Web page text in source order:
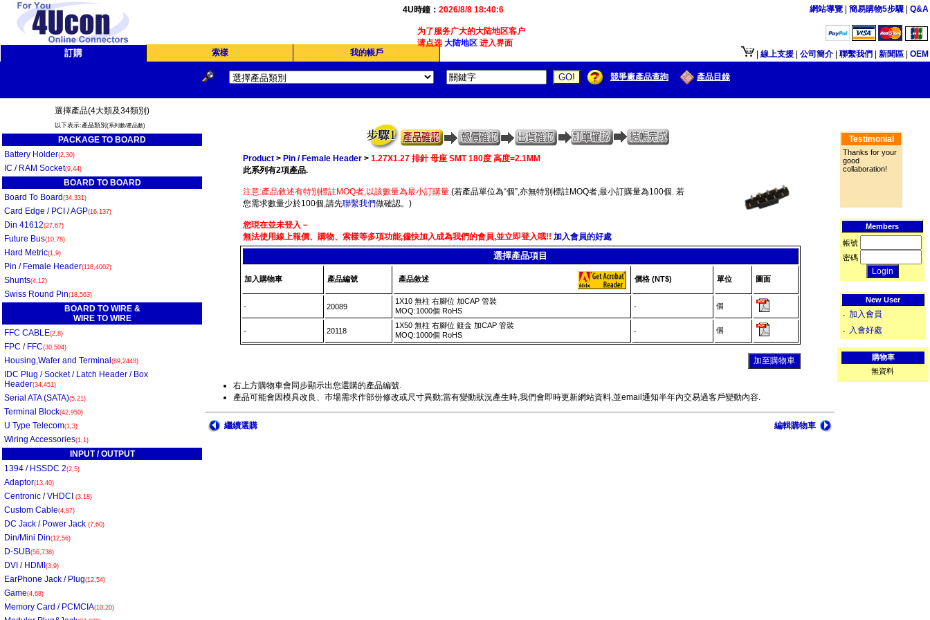
4U時鐘： 2026/8/8 18:40:6
为了服务广大的大陆地区客户,我们4Ucon新增了简体版接口供大陆地区客户使用.
请点选大陆地区进入界面
網站導覽 簡易購物5步驟 Q&A
訂購 索樣 我的帳戶 線上支援 公司簡介 聯繫我們 新聞區 OEM
競爭廠產品查詢 產品目錄
選擇產品(4大類及34類別)
以下表示:產品類別 (系列數/產品數)
PACKAGE TO BOARD
Battery Holder(2,30)
IC / RAM Socket(9,44)
BOARD TO BOARD
Board To Board (34,331)
Card Edge / PCI / AGP(16,137)
Din 41612(27,67)
Future Bus(10,78)
Hard Metric(1,9)
Pin / Female Header(118,4002)
Shunts(4,12)
Swiss Round Pin(18,563)
BOARD TO WIRE &
WIRE TO WIRE
FFC CABLE(2,8)
FPC / FFC(30,504)
Housing,Wafer and Terminal (89,2448)
IDC Plug / Socket / Latch Header / Box
Header(34,451)
Serial ATA (SATA)(5,21)
Terminal Block(42,950)
U Type Telecom(1,3)
Wiring Accessories(1,1)
INPUT / OUTPUT
1394 / HSSDC 2(2,5)
Adaptor(13,40)
Centronic / VHDCI (3,18)
Custom Cable(4,87)
DC Jack / Power Jack (7,60)
Din/Mini Din(12,56)
D-SUB(56,738)
DVI / HDMI (3,9)
EarPhone Jack / Plug(12,54)
Game(4,68)
Memory Card / PCMCIA(10,20)
Product> Pin / Female Header> 1.27X1.27 排針 母座 SMT 180度 高度=2.1MM
此系列有2項產品.
注意:產品敘述有特別標註MOQ者,以該數量為最小訂購量.(若產品單位為“個”,亦無特別標註MOQ者,最小訂購量為100個. 若
您需求數量少於100個,請先聯繫我們做確認。)
您現在並未登入－
無法使用線上報價、購物、索樣等多項功能,儘快加入成為我們的會員,並立即登入哦!! 加入會員的好處
選擇產品項目
加入購物車 產品編號 產品敘述 價格 (NT$) 單位 圖面
- 20089
1X10 無柱 右腳位 加CAP 管裝
MOQ:1000個 RoHS
- 個
- 20118
1X50 無柱 右腳位 鍍金 加CAP 管裝
MOQ:1000個 RoHS
- 個
右上方購物車會同步顯示出您選購的產品編號.
產品可能會因模具改良、巿場需求作部份修改或尺寸異動;當有變動狀況產生時,我們會即時更新網站資料,並email通知半年內交易過客戶變動內容.
繼續選購 編輯購物車
Testimonial
Thanks for your
good
collaboration!
Members
帳號
密碼
New User
‧ 加入會員
‧ 入會好處
購物車
無資料